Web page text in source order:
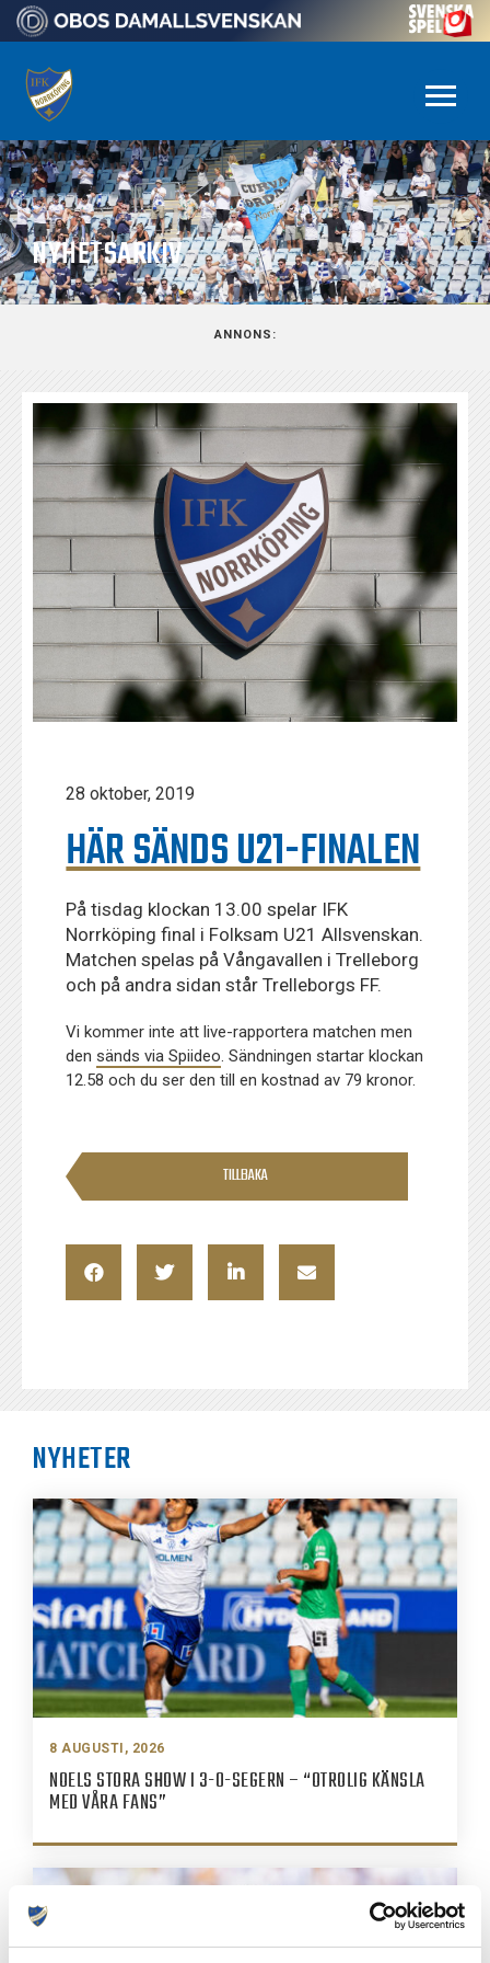
NYHETSARKIV
ANNONS:
28 oktober, 2019
HÄR SÄNDS U21-FINALEN
På tisdag klockan 13.00 spelar IFK
Norrköping final i Folksam U21 Allsvenskan.
Matchen spelas på Vångavallen i Trelleborg
och på andra sidan står Trelleborgs FF.
Vi kommer inte att live-rapportera matchen men
densänds via Spiideo. Sändningen startar klockan
12.58 och du ser den till en kostnad av 79 kronor.
TILLBAKA
NYHETER
8 AUGUSTI, 2026
NOELS STORA SHOW I 3-0-SEGERN – “OTROLIG KÄNSLA
MED VÅRA FANS”